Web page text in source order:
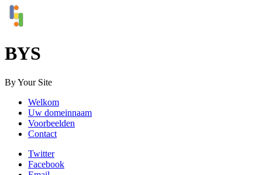
BYS
By Your Site
Welkom
Uw domeinnaam
Voorbeelden
Contact
Twitter
Facebook